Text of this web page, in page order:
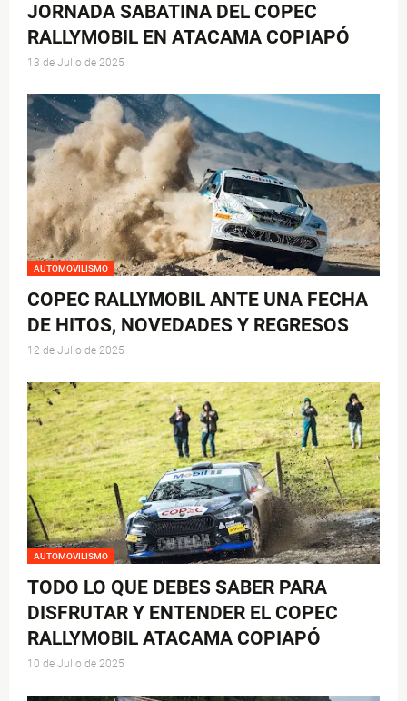
JORNADA SABATINA DEL COPEC
RALLYMOBIL EN ATACAMA COPIAPÓ
13 de Julio de 2025
AUTOMOVILISMO
COPEC RALLYMOBIL ANTE UNA FECHA
DE HITOS, NOVEDADES Y REGRESOS
12 de Julio de 2025
AUTOMOVILISMO
TODO LO QUE DEBES SABER PARA
DISFRUTAR Y ENTENDER EL COPEC
RALLYMOBIL ATACAMA COPIAPÓ
10 de Julio de 2025